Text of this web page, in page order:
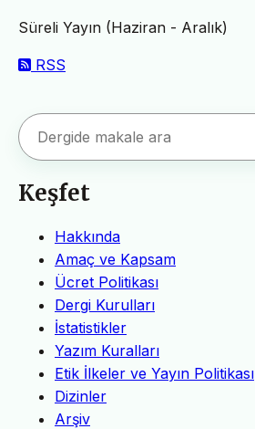
Süreli Yayın (Haziran - Aralık)
RSS
Keşfet
Hakkında
Amaç ve Kapsam
Ücret Politikası
Dergi Kurulları
İstatistikler
Yazım Kuralları
Etik İlkeler ve Yayın Politikası
Dizinler
Arşiv